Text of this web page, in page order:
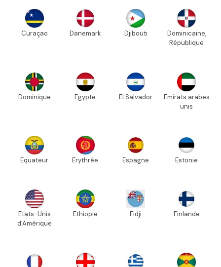
Curaçao Danemark Djibouti
Dominicaine,
République
Dominique Egypte El Salvador
Emirats arabes
unis
Equateur Erythrée Espagne Estonie
Etats-Unis
d'Amérique
Ethiopie Fidji Finlande